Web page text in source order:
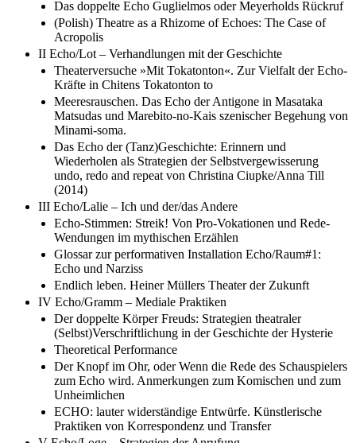
Das doppelte Echo Guglielmos oder Meyerholds Rückruf
(Polish) Theatre as a Rhizome of Echoes: The Case of
Acropolis
II Echo/Lot – Verhandlungen mit der Geschichte
Theaterversuche »Mit Tokatonton«. Zur Vielfalt der Echo-
Kräfte in Chitens Tokatonton to
Meeresrauschen. Das Echo der Antigone in Masataka
Matsudas und Marebito-no-Kais szenischer Begehung von
Minami-soma.
Das Echo der (Tanz)Geschichte: Erinnern und
Wiederholen als Strategien der Selbstvergewisserung
undo, redo and repeat von Christina Ciupke/Anna Till
(2014)
III Echo/Lalie – Ich und der/das Andere
Echo-Stimmen: Streik! Von Pro-Vokationen und Rede-
Wendungen im mythischen Erzählen
Glossar zur performativen Installation Echo/Raum#1:
Echo und Narziss
Endlich leben. Heiner Müllers Theater der Zukunft
IV Echo/Gramm – Mediale Praktiken
Der doppelte Körper Freuds: Strategien theatraler
(Selbst)Verschriftlichung in der Geschichte der Hysterie
Theoretical Performance
Der Knopf im Ohr, oder Wenn die Rede des Schauspielers
zum Echo wird. Anmerkungen zum Komischen und zum
Unheimlichen
ECHO: lauter widerständige Entwürfe. Künstlerische
Praktiken von Korrespondenz und Transfer